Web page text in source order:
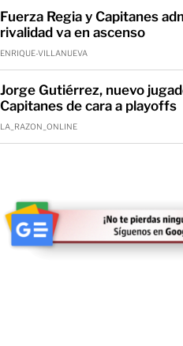
Fuerza Regia y Capitanes
rivalidad va en ascenso
ENRIQUE-VILLANUEVA
Jorge Gutiérrez, nuevo
Capitanes de cara a playoffs
LA_RAZON_ONLINE